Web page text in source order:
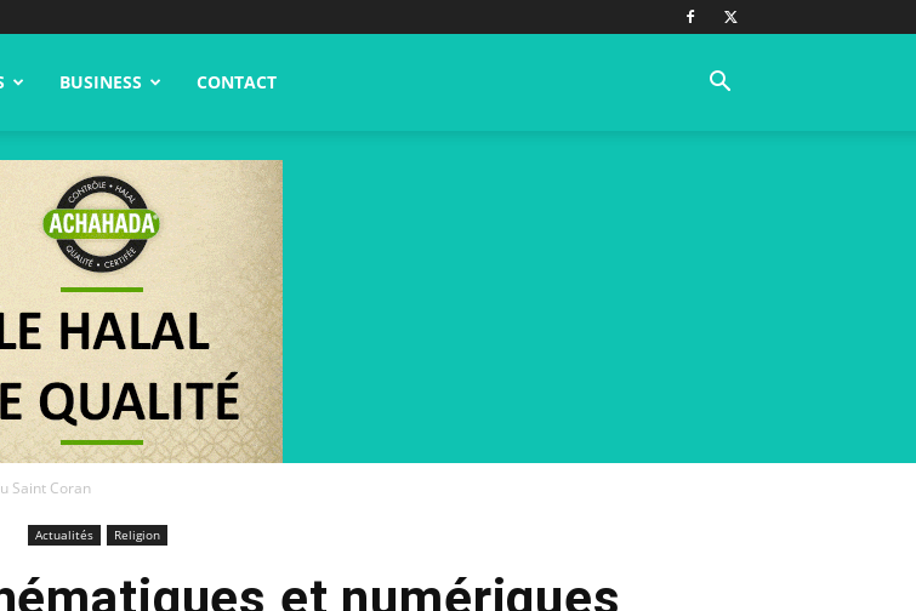
BUSINESS CONTACT
Saint Coran
Actualités Religion
et numériques